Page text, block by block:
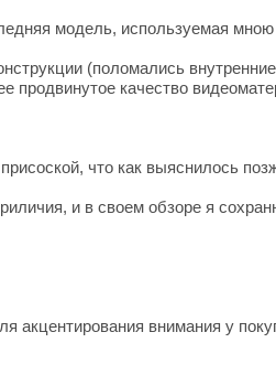
модель, используемая
(поломались
качество
что как выяснилось
и в своем обзоре я
внимания у